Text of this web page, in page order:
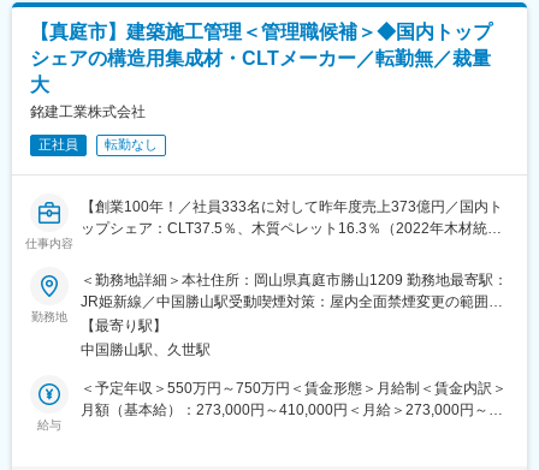
的には以下の業務をお任せします。
・総務業務
社内備品・社用車・社宅の管理
社内イベント（社員総会・懇親会・社員旅行など）の企画・運営
会計ソフトへの仕訳入力、帳簿管理
月次・年度決算補助、税務申告サポート
■岡山工場の役割
グループ企業計5社の国内拠点としては最大の量産工場としての機
能を有し、開発から量産までダイナミックな生産活動を展開して
変更の範囲：会社の定める業務
可能性があります。月給(月額)は固定手当を含めた表記です。
【真庭市】建築施工管理＜管理職候補＞◆国内トップ
シェアの構造用集成材・CLTメーカー／転勤無／裁量
大
銘建工業株式会社
正社員 転勤なし
仕事内容
【創業100年！／社員333名に対して昨年度売上373億円／国内ト
ップシェア：CLT37.5％、木質ペレット16.3％（2022年木材統計
13日（1h単位OK）／SDGsに貢献】
■業務内容：
管理職候補として、中・大規模の木造建造物の施工管理業務をお
任せします。
※課長～部長クラスを想定しており、大きな裁量を持って業務に取
り組めるポジションです。
勤務地
＜勤務地詳細＞本社住所：岡山県真庭市勝山1209 勤務地最寄駅：
JR姫新線／中国勝山駅受動喫煙対策：屋内全面禁煙変更の範囲：
会社の定める事業所
【最寄り駅】
中国勝山駅、久世駅
給与
＜予定年収＞550万円～750万円＜賃金形態＞月給制＜賃金内訳＞
月額（基本給）：273,000円～410,000円＜月給＞273,000円～